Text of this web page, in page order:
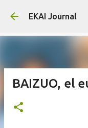
EKAI Journal
BAIZUO, el